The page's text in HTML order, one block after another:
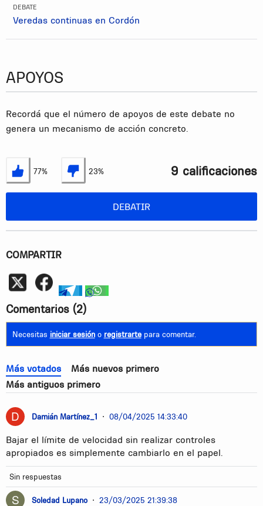
DEBATE
Veredas continuas en Cordón
APOYOS
Recordá que el número de apoyos de este debate no
genera un mecanismo de acción concreto.
Estoy de acuerdo
77%
No estoy de acuerdo
23% 9 calificaciones
DEBATIR
COMPARTIR
telegramwhatsapp
Comentarios (2)
Necesitas iniciar sesióno registrartepara comentar.
Más votados
Más nuevos primero
Más antiguos primero
Damián Martínez_1 • 08/04/2025 14:33:40
Bajar el límite de velocidad sin realizar controles
apropiados es simplemente cambiarlo en el papel.
Sin respuestas
Soledad Lupano • 23/03/2025 21:39:38